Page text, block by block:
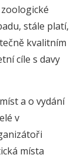
stále platí,
kvalitním
cíle s davy
a o vydání
v
místa